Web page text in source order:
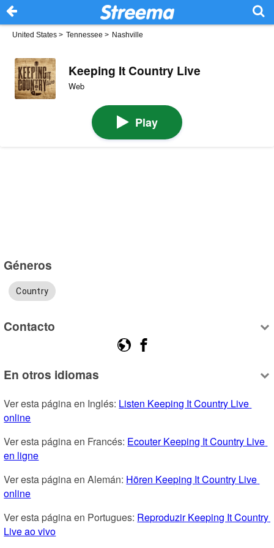
United States > Tennessee > Nashville
Keeping It Country Live
Web
Play
Géneros
Country
Contacto
En otros idiomas
Ver esta página en Inglés: Listen Keeping It Country Live
online
Ver esta página en Francés: Ecouter Keeping It Country Live
en ligne
Ver esta página en Alemán: Hören Keeping It Country Live
online
Ver esta página en Portugues: Reproduzir Keeping It Country
Live ao vivo